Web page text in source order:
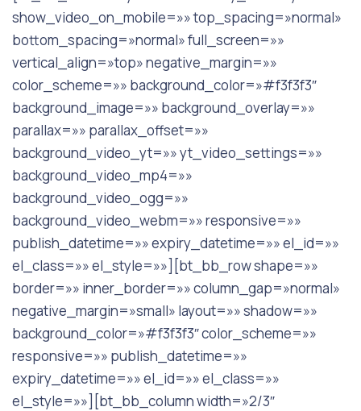
show_video_on_mobile=»» top_spacing=»normal»
bottom_spacing=»normal» full_screen=»»
vertical_align=»top» negative_margin=»»
color_scheme=»» background_color=»#f3f3f3″
background_image=»» background_overlay=»»
parallax=»» parallax_offset=»»
background_video_yt=»» yt_video_settings=»»
background_video_mp4=»»
background_video_ogg=»»
background_video_webm=»» responsive=»»
publish_datetime=»» expiry_datetime=»» el_id=»»
el_class=»» el_style=»»][bt_bb_row shape=»»
border=»» inner_border=»» column_gap=»normal»
negative_margin=»small» layout=»» shadow=»»
background_color=»#f3f3f3″ color_scheme=»»
responsive=»» publish_datetime=»»
expiry_datetime=»» el_id=»» el_class=»»
el_style=»»][bt_bb_column width=»2/3″